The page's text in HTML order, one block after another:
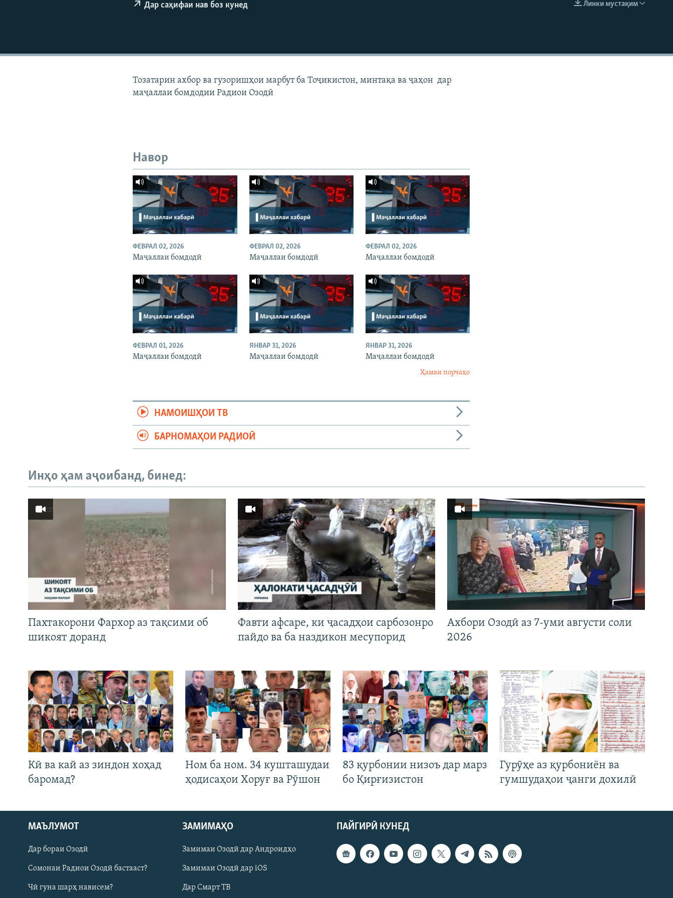
Русский
ПАЙГИРӢ КУНЕД
EMBED
Линки мустақим
Дар саҳифаи нав боз кунед
Тозатарин ахбор ва гузоришҳои марбут ба Тоҷикистон, минтақа ва ҷаҳон дар
маҷаллаи бомдодии Радиои Озодӣ
Навор
ФЕВРАЛ 02, 2026
Маҷаллаи бомдодӣ
ФЕВРАЛ 02, 2026
Маҷаллаи бомдодӣ
ФЕВРАЛ 02, 2026
Маҷаллаи бомдодӣ
ФЕВРАЛ 01, 2026
Маҷаллаи бомдодӣ
ЯНВАР 31, 2026
Маҷаллаи бомдодӣ
ЯНВАР 31, 2026
Маҷаллаи бомдодӣ
Ҳамаи порчаҳо
НАМОИШҲОИ ТВ
БАРНОМАҲОИ РАДИОӢ
Инҳо ҳам аҷоибанд, бинед:
Пахтакорони Фархор аз тақсими об
шикоят доранд
Фавти афсаре, ки ҷасадҳои сарбозонро
пайдо ва ба наздикон месупорид
Ахбори Озодӣ аз 7-уми августи соли
2026
Кӣ ва кай аз зиндон хоҳад
баромад?
Ном ба ном. 34 кушташудаи
ҳодисаҳои Хоруғ ва Рӯшон
83 қурбонии низоъ дар марз
бо Қирғизистон
Гурӯҳе аз қурбониён ва
гумшудаҳои ҷанги дохилӣ
ПАЙГИРӢ КУНЕД
МАЪЛУМОТ
Дар бораи Озодӣ
Сомонаи Радиои Озодӣ бастааст?
Чӣ гуна шарҳ нависем?
ЗАМИМАҲО
Замимаи Озодӣ дар Андроидҳо
Замимаи Озодӣ дар iOS
Дар Смарт ТВ